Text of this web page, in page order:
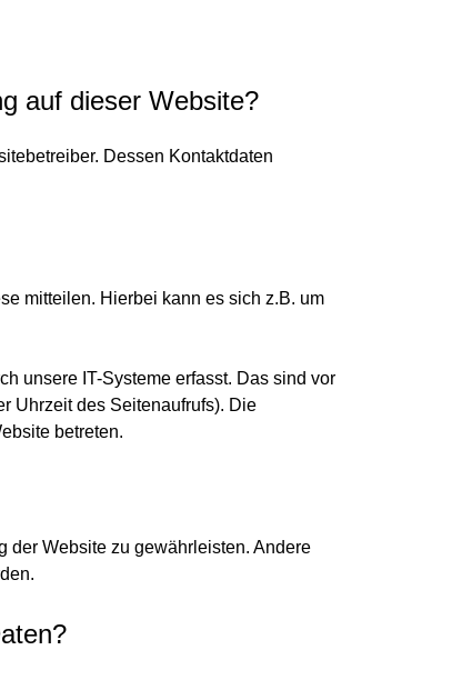
auf dieser Website?
Dessen Kontaktdaten
mitteilen. Hierbei kann es sich z.B. um
unsere IT-Systeme erfasst. Das sind vor
Uhrzeit des Seitenaufrufs). Die
betreten.
der Website zu gewährleisten. Andere